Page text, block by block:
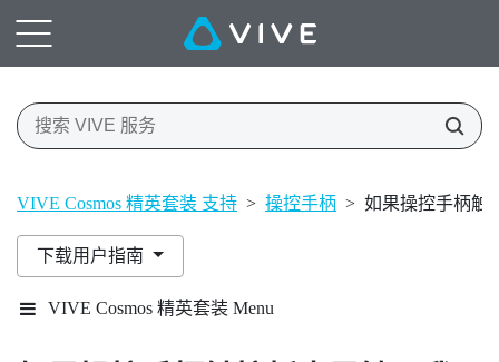
VIVE Cosmos 精英套装 支持 > 操控手柄 > 如果操控手柄触
下载用户指南
VIVE Cosmos 精英套装 Menu